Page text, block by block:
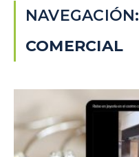
NAVEGACIÓN:
COMERCIAL